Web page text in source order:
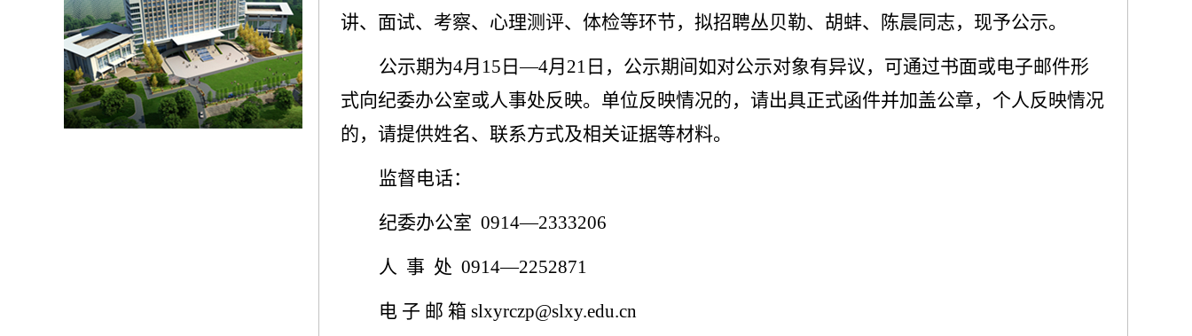
讲、面试、考察、心理测评、体检等环节，拟招聘丛贝勒、胡蚌、陈晨同志，现予公示。
公示期为4月 15 日—4月 21 日，公示期间如对公示对象有异议，可通过书面或电子邮件形
式向纪委办公室或人事处反映。单位反映情况的，请出具正式函件并加盖公章，个人反映情况
的，请提供姓名、联系方式及相关证据等材料。
监督电话：
纪委办公室 0914—2333206
人 事 处 0914—2252871
电 子 邮 箱 slxyrczp@slxy.edu.cn